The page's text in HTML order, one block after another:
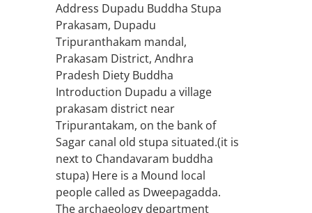
Address Dupadu Buddha Stupa
Prakasam, Dupadu
Tripuranthakam mandal,
Prakasam District, Andhra
Pradesh Diety Buddha
Introduction Dupadu a village
prakasam district near
Tripurantakam, on the bank of
Sagar canal old stupa situated.(it is
next to Chandavaram buddha
stupa) Here is a Mound local
people called as Dweepagadda.
The archaeology department